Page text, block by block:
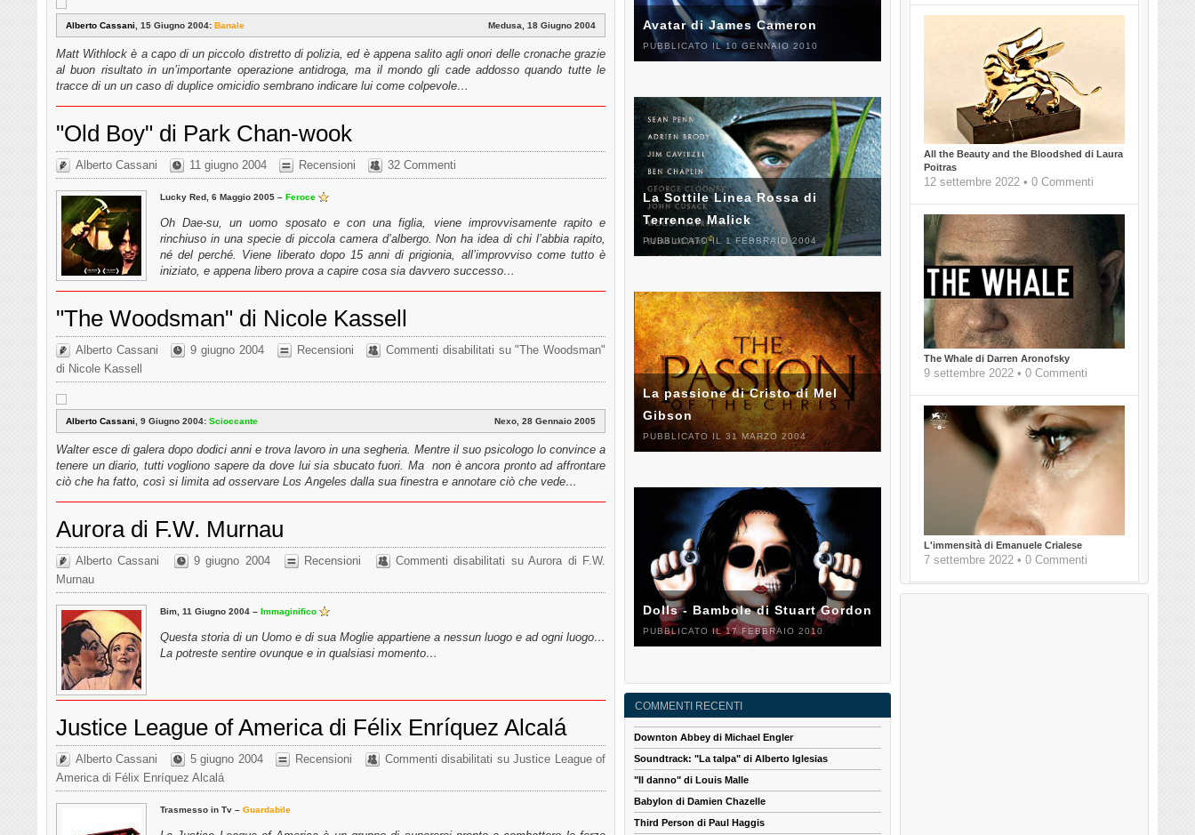
Alberto Cassani , 15 Giugno 2004: Banale Medusa, 18 Giugno 2004
Matt Withlock è a capo di un piccolo distretto di polizia, ed è appena salito agli onori delle cronache grazie
al buon risultato in un’importante operazione antidroga, ma il mondo gli cade addosso quando tutte le
tracce di un un caso di duplice omicidio sembrano indicare lui come colpevole…
"Old Boy" di Park Chan-wook
Alberto Cassani 11 giugno 2004 Recensioni 32 Commenti
Lucky Red, 6 Maggio 2005 – Feroce
Oh Dae-su, un uomo sposato e con una figlia, viene improvvisamente rapito e
rinchiuso in una specie di piccola camera d’albergo. Non ha idea di chi l’abbia rapito,
né del perché. Viene liberato dopo 15 anni di prigionia, all’improvviso come tutto è
iniziato, e appena libero prova a capire cosa sia davvero successo…
"The Woodsman" di Nicole Kassell
Alberto Cassani 9 giugno 2004 Recensioni Commenti disabilitati su "The Woodsman"
di Nicole Kassell
Alberto Cassani , 9 Giugno 2004: Scioccante Nexo, 28 Gennaio 2005
Walter esce di galera dopo dodici anni e trova lavoro in una segheria. Mentre il suo psicologo lo convince a
tenere un diario, tutti vogliono sapere da dove lui sia sbucato fuori. Ma non è ancora pronto ad affrontare
ciò che ha fatto, così si limita ad osservare Los Angeles dalla sua finestra e annotare ciò che vede…
Aurora di F.W. Murnau
Alberto Cassani 9 giugno 2004 Recensioni Commenti disabilitati su Aurora di F.W.
Murnau
Bim, 11 Giugno 2004 – Immaginifico
Questa storia di un Uomo e di sua Moglie appartiene a nessun luogo e ad ogni luogo…
La potreste sentire ovunque e in qualsiasi momento…
Justice League of America di Félix Enríquez Alcalá
Alberto Cassani 5 giugno 2004 Recensioni Commenti disabilitati su Justice League of
America di Félix Enríquez Alcalá
Trasmesso in Tv – Guardabile
All the Beauty and the Bloodshed di Laura
Poitras
12 settembre 2022 • 0 Commenti
The Whale di Darren Aronofsky
9 settembre 2022 • 0 Commenti
L'immensità di Emanuele Crialese
7 settembre 2022 • 0 Commenti
Avatar di James Cameron
PUBBLICATO IL 10 GENNAIO 2010
La Sottile Linea Rossa di
Terrence Malick
PUBBLICATO IL 1 FEBBRAIO 2004
La passione di Cristo di Mel
Gibson
PUBBLICATO IL 31 MARZO 2004
Dolls - Bambole di Stuart Gordon
PUBBLICATO IL 17 FEBBRAIO 2010
COMMENTI RECENTI
Downton Abbey di Michael Engler
Soundtrack: "La talpa" di Alberto Iglesias
"Il danno" di Louis Malle
Babylon di Damien Chazelle
Third Person di Paul Haggis